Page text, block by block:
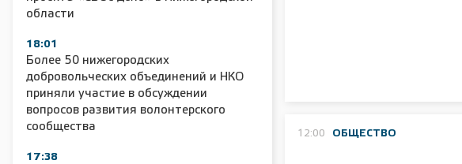
области
18:01
Более 50 нижегородских
добровольческих объединений и НКО
приняли участие в обсуждении
вопросов развития волонтерского
сообщества
17:38
12:00 ОБЩЕСТВО